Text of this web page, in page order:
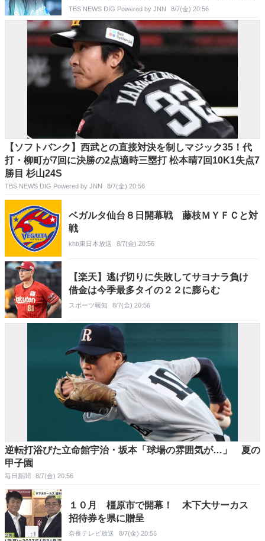
TBS NEWS DIG Powered by JNN 8/7(金) 20:56
【ソフトバンク】西武との直接対決を制しマジック35！代
打・柳町が7回に決勝の2点適時三塁打 松本晴7回10K1失点7
勝目 杉山24S
TBS NEWS DIG Powered by JNN 8/7(金) 20:56
ベガルタ仙台８日開幕戦 藤枝ＭＹＦＣと対
戦
khb東日本放送 8/7(金) 20:56
【楽天】逃げ切りに失敗してサヨナラ負け
借金は今季最多タイの２２に膨らむ
スポーツ報知 8/7(金) 20:56
逆転打浴びた立命館宇治・坂本「球場の雰囲気が…」 夏の
甲子園
毎日新聞 8/7(金) 20:56
１０月 橿原市で開幕！ 木下大サーカス
招待券を県に贈呈
奈良テレビ放送 8/7(金) 20:56